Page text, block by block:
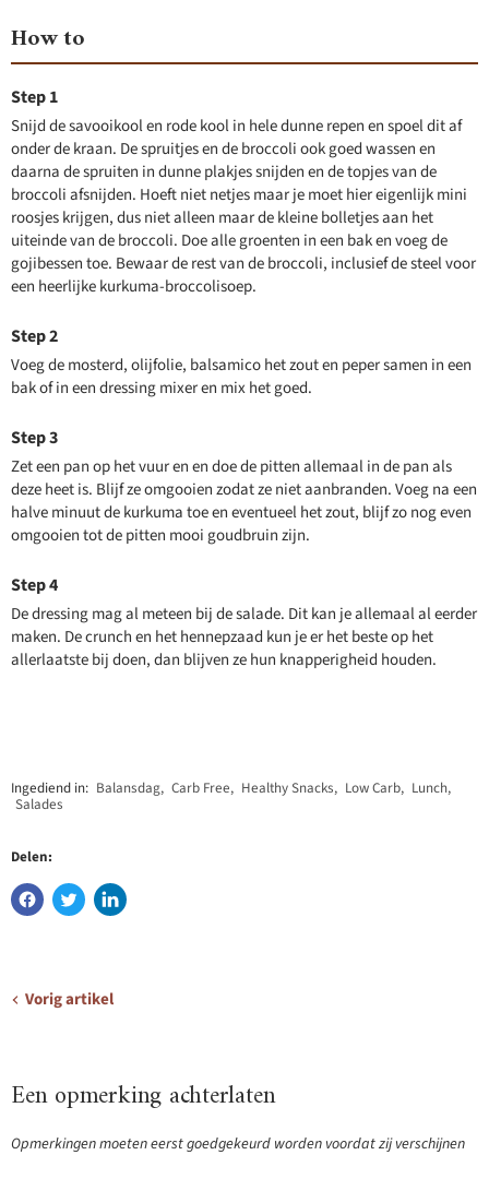
How to
Snijd de savooikool en rode kool in hele dunne repen en spoel dit af
onder de kraan. De spruitjes en de broccoli ook goed wassen en
daarna de spruiten in dunne plakjes snijden en de topjes van de
broccoli afsnijden. Hoeft niet netjes maar je moet hier eigenlijk mini
roosjes krijgen, dus niet alleen maar de kleine bolletjes aan het
uiteinde van de broccoli. Doe alle groenten in een bak en voeg de
gojibessen toe. Bewaar de rest van de broccoli, inclusief de steel voor
een heerlijke kurkuma-broccolisoep.
Voeg de mosterd, olijfolie, balsamico het zout en peper samen in een
bak of in een dressing mixer en mix het goed.
Zet een pan op het vuur en en doe de pitten allemaal in de pan als
deze heet is. Blijf ze omgooien zodat ze niet aanbranden. Voeg na een
halve minuut de kurkuma toe en eventueel het zout, blijf zo nog even
omgooien tot de pitten mooi goudbruin zijn.
De dressing mag al meteen bij de salade. Dit kan je allemaal al eerder
maken. De crunch en het hennepzaad kun je er het beste op het
allerlaatste bij doen, dan blijven ze hun knapperigheid houden.
Ingediend in: Balansdag, Carb Free, Healthy Snacks, Low Carb, Lunch,
Salades
Delen:
Vorig artikel
Een opmerking achterlaten
Opmerkingen moeten eerst goedgekeurd worden voordat zij verschijnen